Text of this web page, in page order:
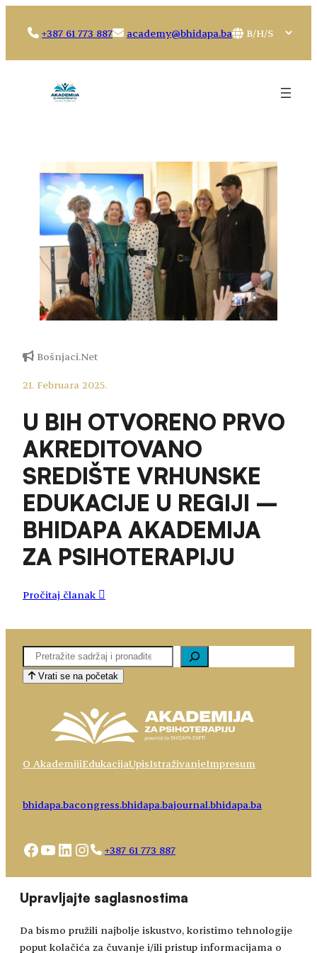
Upravljajte saglasnostima
Da bismo pružili najbolje iskustvo, koristimo tehnologije
poput kolačića za čuvanje i/ili pristup informacijama o
+387 61 773 887 academy@bhidapa.ba
Choose
Bošnjaci.Net
21. Februara 2025.
U BIH OTVORENO PRVO
AKREDITOVANO
SREDIŠTE VRHUNSKE
EDUKACIJE U REGIJI –
BHIDAPA AKADEMIJA
ZA PSIHOTERAPIJU
Pročitaj članak
Pretaga
Vrati se na početak
O AkademijiEdukacijaUpisIstraživanjeImpresum
bhidapa.bacongress.bhidapa.bajournal.bhidapa.ba
Facebook
YouTube
LinkedIn
Instagram
+387 61 773 887
academy@bhidapa.ba
Choose
language